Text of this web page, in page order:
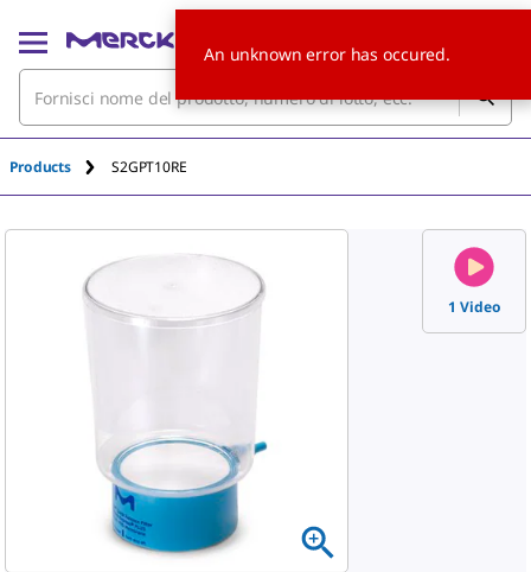
Products S2GPT10RE
1 Video
An unknown error has occured.